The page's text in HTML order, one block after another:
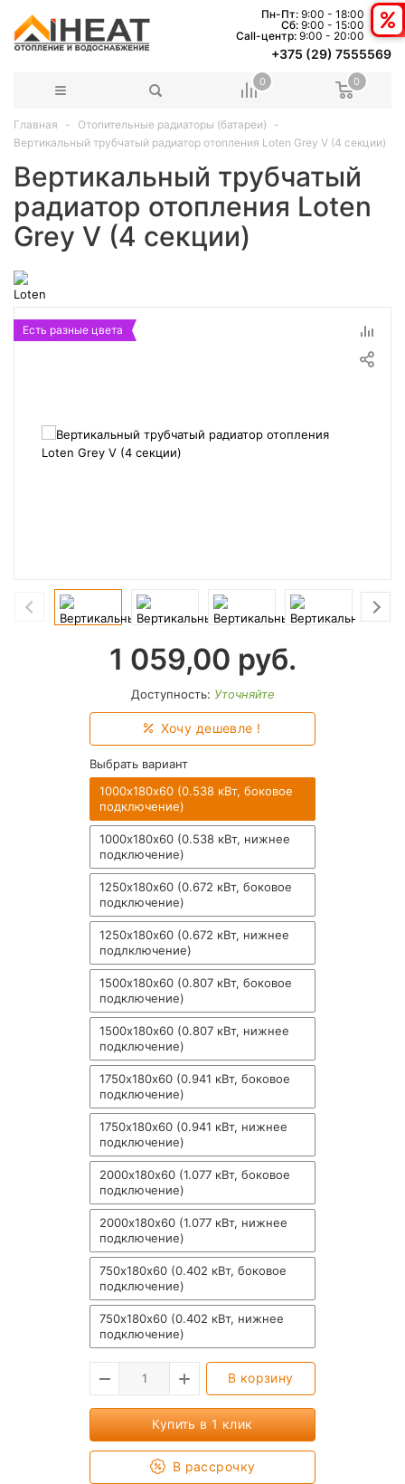
Пн-Пт: 9:00 - 18:00
Сб: 9:00 - 15:00
Сall-центр: 9:00 - 20:00
+375 (29) 7555569
0 0
Главная
Отопительные радиаторы (батареи)
Вертикальный трубчатый радиатор отопления Loten Grey V (4 секции)
Вертикальный трубчатый
радиатор отопления Loten
Grey V (4 секции)
Есть разные цвета
1 059,00 руб.
Доступность: Уточняйте
Хочу дешевле !
Выбрать вариант
1000х180х60 (0.538 кВт, боковое
подключение)
1000х180х60 (0.538 кВт, нижнее
подключение)
1250х180х60 (0.672 кВт, боковое
подключение)
1250х180х60 (0.672 кВт, нижнее
подлключение)
1500х180х60 (0.807 кВт, боковое
подключение)
1500х180х60 (0.807 кВт, нижнее
подключение)
1750х180х60 (0.941 кВт, боковое
подключение)
1750х180х60 (0.941 кВт, нижнее
подключение)
2000х180х60 (1.077 кВт, боковое
подключение)
2000х180х60 (1.077 кВт, нижнее
подключение)
750х180х60 (0.402 кВт, боковое
подключение)
750х180х60 (0.402 кВт, нижнее
подключение)
В корзину
Купить в 1 клик
В рассрочку